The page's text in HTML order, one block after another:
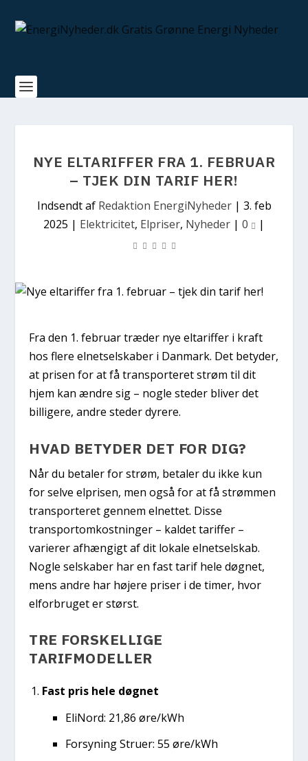
NYE ELTARIFFER FRA 1. FEBRUAR
– TJEK DIN TARIF HER!
Indsendt af Redaktion EnergiNyheder| 3. feb
2025 | Elektricitet, Elpriser, Nyheder | 0 |
Fra den 1. februar træder nye eltariffer i kraft
hos flere elnetselskaber i Danmark. Det betyder,
at prisen for at få transporteret strøm til dit
hjem kan ændre sig – nogle steder bliver det
billigere, andre steder dyrere.
HVAD BETYDER DET FOR DIG?
Når du betaler for strøm, betaler du ikke kun
for selve elprisen, men også for at få strømmen
transporteret gennem elnettet. Disse
transportomkostninger – kaldet tariffer –
varierer afhængigt af dit lokale elnetselskab.
Nogle selskaber har en fast tarif hele døgnet,
mens andre har højere priser i de timer, hvor
elforbruget er størst.
TRE FORSKELLIGE
TARIFMODELLER
Fast pris hele døgnet
EliNord: 21,86 øre/kWh
Forsyning Struer: 55 øre/kWh